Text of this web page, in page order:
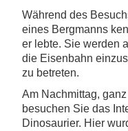
Während des
eines Bergmanns
er lebte. Sie werden
die Eisenbahn
zu betreten.
Am Nachmittag,
besuchen Sie das
Dinosaurier. Hier